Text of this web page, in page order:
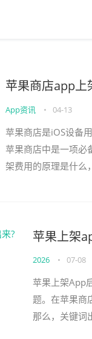
苹果商店app上
App资讯 • 04-13
苹果商店是iOS设备
苹果商店中是一项必
架费用的原理是什么
苹果上架
2026 • 07-08
苹果上架App
题。在苹果商
那么，关键词